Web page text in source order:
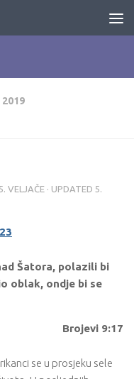
2019
5. VELJAČE · UPDATED 5.
Šatora, polazili bi
oblak, ondje bi se
Brojevi 9:17
se u prosjeku sele